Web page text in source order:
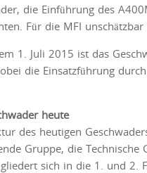
die Einführung des
Für die MFI
1. Juli 2015 ist das
die Einsatzführung
heute
des heutigen
Gruppe, die Technische
sich in die 1. und 2.